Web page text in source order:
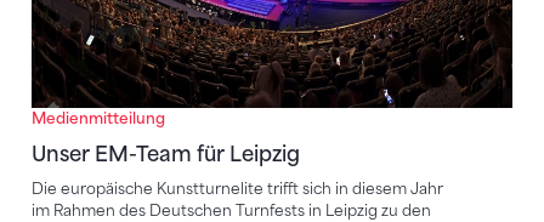
Medienmitteilung
Unser EM-Team für Leipzig
Die europäische Kunstturnelite trifft sich in diesem Jahr
im Rahmen des Deutschen Turnfests in Leipzig zu den